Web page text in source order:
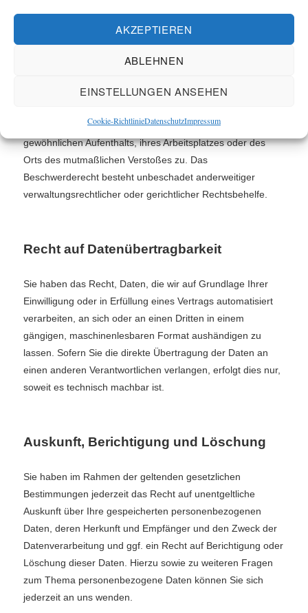
AKZEPTIEREN
ABLEHNEN
EINSTELLUNGEN ANSEHEN
Cookie-RichtlinieDatenschutzImpressum
Beschwerde­recht bei der zuständigen
Aufsichts­behörde
Im Falle von Verstößen gegen die DSGVO steht den
Aufsichtsbehörde, insbesondere in dem Mitgliedstaat ihres
gewöhnlichen Aufenthalts, ihres Arbeitsplatzes oder des
Orts des mutmaßlichen Verstoßes zu. Das
Beschwerderecht besteht unbeschadet anderweitiger
verwaltungsrechtlicher oder gerichtlicher Rechtsbehelfe.
Recht auf Daten­übertrag­barkeit
Sie haben das Recht, Daten, die wir auf Grundlage Ihrer
Einwilligung oder in Erfüllung eines Vertrags automatisiert
verarbeiten, an sich oder an einen Dritten in einem
gängigen, maschinenlesbaren Format aushändigen zu
lassen. Sofern Sie die direkte Übertragung der Daten an
einen anderen Verantwortlichen verlangen, erfolgt dies nur,
soweit es technisch machbar ist.
Auskunft, Berichtigung und Löschung
Sie haben im Rahmen der geltenden gesetzlichen
Bestimmungen jederzeit das Recht auf unentgeltliche
Auskunft über Ihre gespeicherten personenbezogenen
Daten, deren Herkunft und Empfänger und den Zweck der
Datenverarbeitung und ggf. ein Recht auf Berichtigung oder
Löschung dieser Daten. Hierzu sowie zu weiteren Fragen
zum Thema personenbezogene Daten können Sie sich
jederzeit an uns wenden.